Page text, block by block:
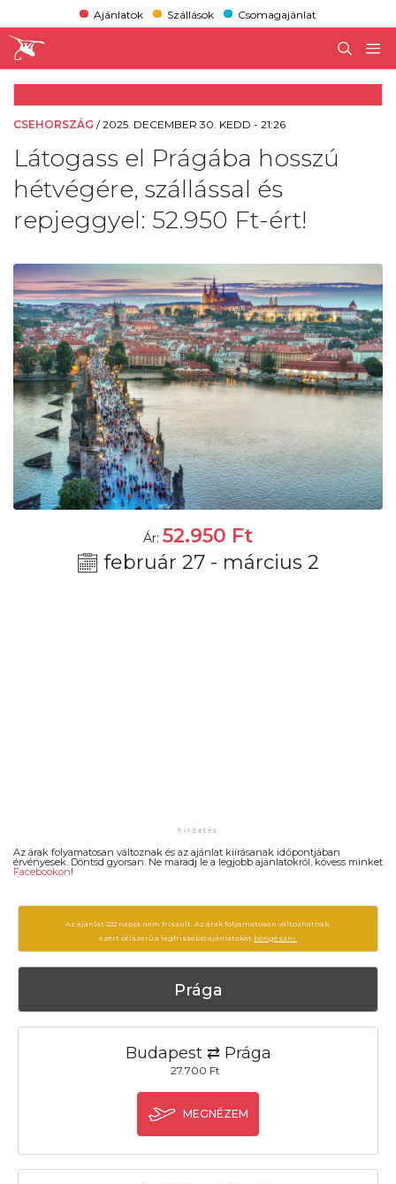
Ajánlatok Szállások Csomagajánlat
CSEHORSZÁG /2025. DECEMBER 30. KEDD - 21:26
Látogass el Prágába hosszú
hétvégére, szállással és
repjeggyel: 52.950 Ft-ért!
Ár: 52.950 Ft
február 27 - március 2
Az árak folyamatosan változnak és az ajánlat kiírásanak időpontjában
érvényesek. Döntsd gyorsan. Ne maradj le a legjobb ajánlatokról, kövess minket
Facebookon!
Az ajánlat 222 napja nem frissült. Az árak folyamatosan változhatnak,
ezért célszerű a legfrissebb ajánlatokat böngészni.
Prága
Budapest ⇄ Prága
27.700 Ft
MEGNÉZEM